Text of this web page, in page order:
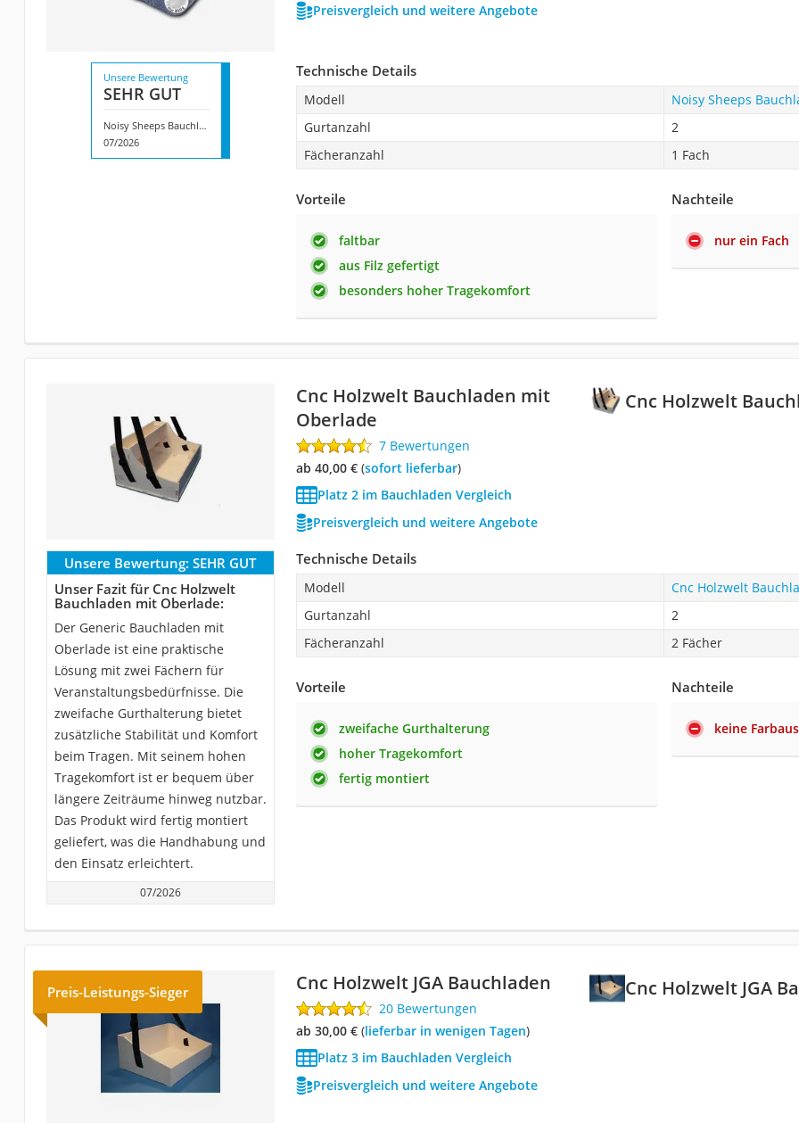
Preisvergleich und weitere Angebote
Unsere Bewertung
SEHR GUT
Noisy Sheeps Bauchladen
07/2026
Technische Details
Modell
Noisy Sheeps
Gurtanzahl
2
Fächeranzahl
1 Fach
Vorteile
faltbar
aus Filz gefertigt
besonders hoher Tragekomfort
Nachteile
nur ein Fach
Cnc Holzwelt
Cnc Holzwelt Bauchladen mit
Oberlade
7 Bewertungen
ab 40,00 €( Sofort lieferbar)
Platz 2 im Bauchladen Vergleich
Preisvergleich und weitere Angebote
Unsere Bewertung: SEHR GUT
Unser Fazit für Cnc Holzwelt
Bauchladen mit Oberlade:
Der Generic Bauchladen mit
Oberlade ist eine praktische
Lösung mit zwei Fächern für
Veranstaltungsbedürfnisse. Die
zweifache Gurthalterung bietet
zusätzliche Stabilität und Komfort
beim Tragen. Mit seinem hohen
Tragekomfort ist er bequem über
längere Zeiträume hinweg nutzbar.
Das Produkt wird fertig montiert
geliefert, was die Handhabung und
den Einsatz erleichtert.
07/2026
Technische Details
Modell
Cnc Holzwelt
Gurtanzahl
2
Fächeranzahl
2 Fächer
Vorteile
zweifache Gurthalterung
hoher Tragekomfort
fertig montiert
Nachteile
keine
Cnc Holzwelt JGA
Preis-Leistungs-Sieger Cnc Holzwelt JGA Bauchladen
20 Bewertungen
ab 30,00 €( Lieferbar in wenigen Tagen)
Platz 3 im Bauchladen Vergleich
Preisvergleich und weitere Angebote